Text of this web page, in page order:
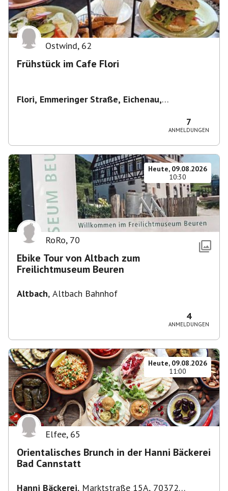
Ostwind, 62
Frühstück im Cafe Flori
Flori, Emmeringer Straße, Eichenau,
7
ANMELDUNGEN
Heute, 09.08.2026
10:30
RoRo, 70
Ebike Tour von Altbach zum
Freilichtmuseum Beuren
Altbach, Altbach Bahnhof
4
ANMELDUNGEN
Heute, 09.08.2026
11:00
Elfee, 65
Orientalisches Brunch in der Hanni Bäckerei
Bad Cannstatt
Hanni Bäckerei, Marktstraße 15A, 70372